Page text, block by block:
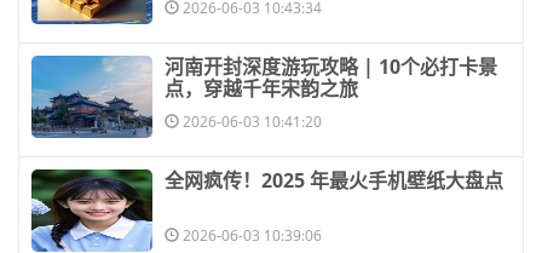
2026-06-03 10:43:34
​河南开封深度游玩攻略 | 10个必打卡景
点，穿越千年宋韵之旅
2026-06-03 10:41:20
​全网疯传！2025 年最火手机壁纸大盘点
2026-06-03 10:39:06